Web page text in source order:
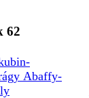
62
Abaffy-